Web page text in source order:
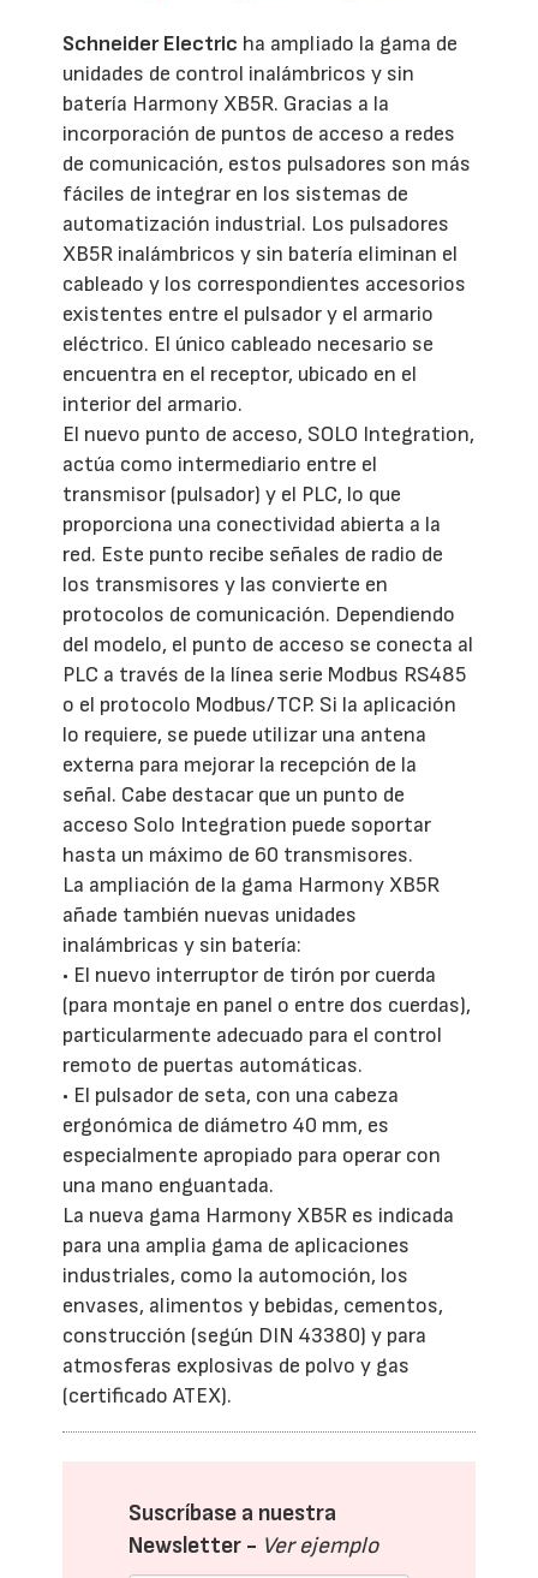
Schneider Electric ha ampliado la gama de
unidades de control inalámbricos y sin
batería Harmony XB5R. Gracias a la
incorporación de puntos de acceso a redes
de comunicación, estos pulsadores son más
fáciles de integrar en los sistemas de
automatización industrial. Los pulsadores
XB5R inalámbricos y sin batería eliminan el
cableado y los correspondientes accesorios
existentes entre el pulsador y el armario
eléctrico. El único cableado necesario se
encuentra en el receptor, ubicado en el
interior del armario.
El nuevo punto de acceso, SOLO Integration,
actúa como intermediario entre el
transmisor (pulsador) y el PLC, lo que
proporciona una conectividad abierta a la
red. Este punto recibe señales de radio de
los transmisores y las convierte en
protocolos de comunicación. Dependiendo
del modelo, el punto de acceso se conecta al
PLC a través de la línea serie Modbus RS485
o el protocolo Modbus/TCP. Si la aplicación
lo requiere, se puede utilizar una antena
externa para mejorar la recepción de la
señal. Cabe destacar que un punto de
acceso Solo Integration puede soportar
hasta un máximo de 60 transmisores.
La ampliación de la gama Harmony XB5R
añade también nuevas unidades
inalámbricas y sin batería:
• El nuevo interruptor de tirón por cuerda
(para montaje en panel o entre dos cuerdas),
particularmente adecuado para el control
remoto de puertas automáticas.
• El pulsador de seta, con una cabeza
ergonómica de diámetro 40 mm, es
especialmente apropiado para operar con
una mano enguantada.
La nueva gama Harmony XB5R es indicada
para una amplia gama de aplicaciones
industriales, como la automoción, los
envases, alimentos y bebidas, cementos,
construcción (según DIN 43380) y para
atmosferas explosivas de polvo y gas
(certificado ATEX).
Suscríbase a nuestra
Newsletter - Ver ejemplo